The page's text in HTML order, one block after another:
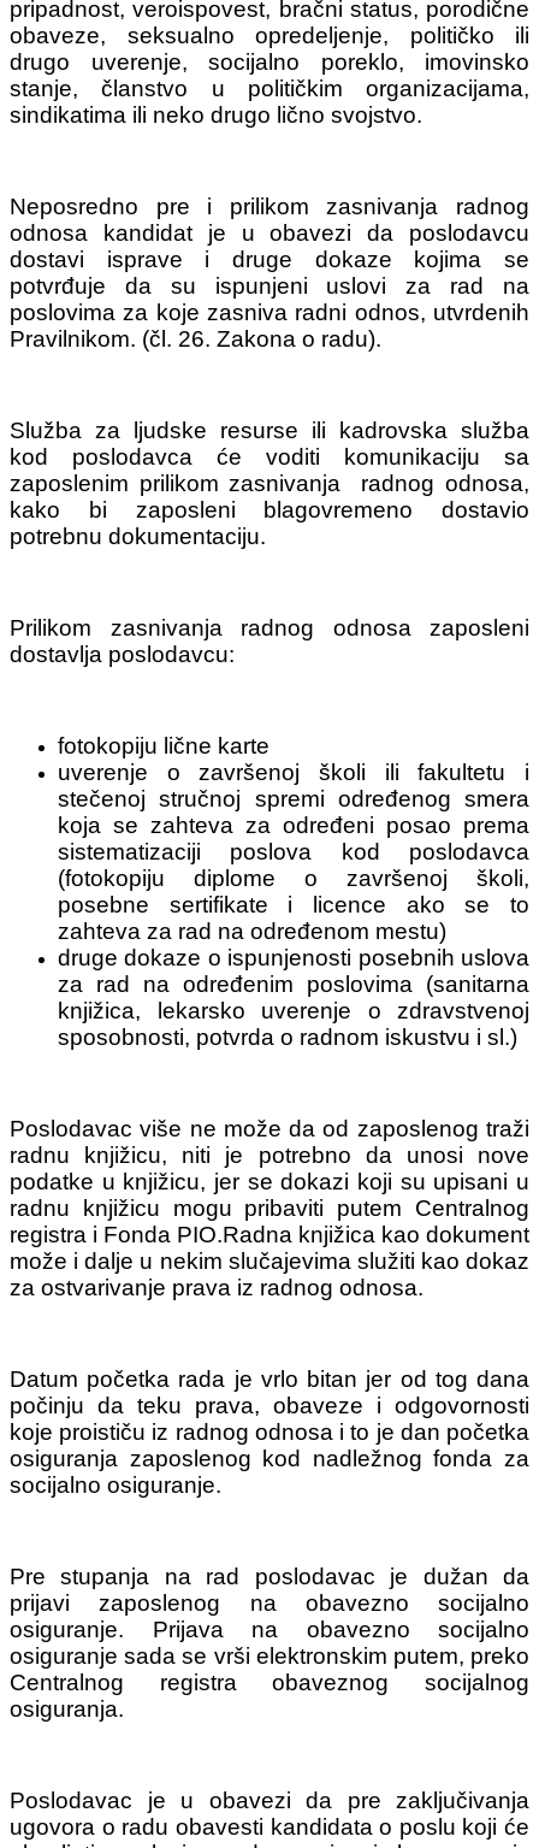
pripadnost, veroispovest, bračni status, porodične
obaveze, seksualno opredeljenje, političko ili
drugo uverenje, socijalno poreklo, imovinsko
stanje, članstvo u političkim organizacijama,
sindikatima ili neko drugo lično svojstvo.
Neposredno pre i prilikom zasnivanja radnog
odnosa kandidat je u obavezi da poslodavcu
dostavi isprave i druge dokaze kojima se
potvrđuje da su ispunjeni uslovi za rad na
poslovima za koje zasniva radni odnos, utvrdenih
Pravilni­kom. (čl. 26. Zakona o radu).
Služba za ljudske resurse ili kadrovska služba
kod poslodavca će voditi komunikaciju sa
zaposlenim prilikom zasnivanja radnog odnosa,
kako bi zaposleni blagovremeno dostavio
potrebnu dokumentaciju.
Prilikom zasnivanja radnog odnosa zaposleni
dostavlja poslodavcu:
fotokopiju lične karte
uverenje o završenoj školi ili fakultetu i
stečenoj stručnoj spremi određenog smera
koja se zahteva za određeni posao prema
sistematizaciji poslova kod poslodavca
(fotokopiju diplome o završenoj školi,
posebne sertifikate i licence ako se to
zahteva za rad na određenom mestu)
druge dokaze o ispunjenosti posebnih uslova
za rad na određenim poslovima (sanitarna
knjižica, lekarsko uverenje o zdravstvenoj
sposobnosti, potvrda o radnom iskustvu i sl.)
Poslodavac više ne može da od zaposlenog traži
radnu knjižicu, niti je potrebno da unosi nove
podatke u knjižicu, jer se dokazi koji su upisani u
radnu knjižicu mogu pribaviti putem Centralnog
registra i Fonda PIO.Radna knjižica kao dokument
može i dalje u nekim slučajevima služiti kao dokaz
za ostvarivanje prava iz radnog odnosa.
Datum početka rada je vrlo bitan jer od tog dana
počinju da teku prava, obaveze i odgovornosti
koje proističu iz radnog odnosa i to je dan početka
osiguranja zaposlenog kod nadležnog fonda za
socijalno osiguranje.
Pre stupanja na rad poslodavac je dužan da
prijavi zaposlenog na obavezno socijalno
osiguranje. Prijava na obavezno socijalno
osiguranje sada se vrši elektronskim putem, preko
Centralnog registra obaveznog socijalnog
osiguranja.
Poslodavac je u obavezi da pre zaključivanja
ugovora o radu obavesti kan­didata o poslu koji će